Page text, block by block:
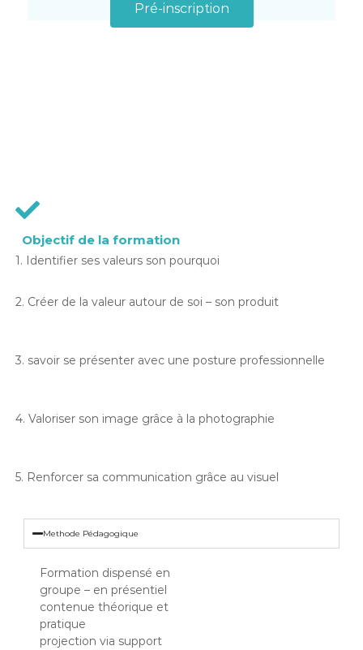
Pré-inscription
Objectif de la formation
1. Identifier ses valeurs son pourquoi
2. Créer de la valeur autour de soi – son produit
3. savoir se présenter avec une posture professionnelle
4. Valoriser son image grâce à la photographie
5. Renforcer sa communication grâce au visuel
Methode Pédagogique
Formation dispensé en
groupe – en présentiel
contenue théorique et
pratique
projection via support